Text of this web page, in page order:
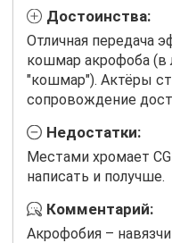
Достоинства:
Отличная передача
кошмар акрофоба
"кошмар"). Актёры
сопровождение
Недостатки:
Местами хромает
написать и получше.
Комментарий:
Акрофобия –